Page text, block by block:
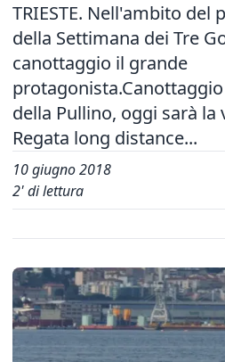
TRIESTE. Nell'ambito del
della Settimana dei Tre
canottaggio il grande
della Pullino, oggi sarà la
Regata long distance...
10 giugno 2018
2' di lettura